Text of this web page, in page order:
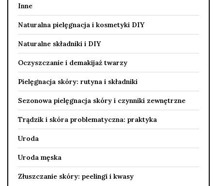
Inne
Naturalna pielęgnacja i kosmetyki DIY
Naturalne składniki i DIY
Oczyszczanie i demakijaż twarzy
Pielęgnacja skóry: rutyna i składniki
Sezonowa pielęgnacja skóry i czynniki zewnętrzne
Trądzik i skóra problematyczna: praktyka
Uroda
Uroda męska
Złuszczanie skóry: peelingi i kwasy